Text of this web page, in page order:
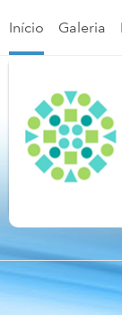
Início Galeria